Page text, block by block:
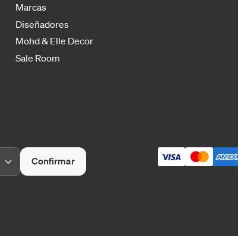
Marcas
Diseñadores
Mohd & Elle Decor
Sale Room
Confirmar